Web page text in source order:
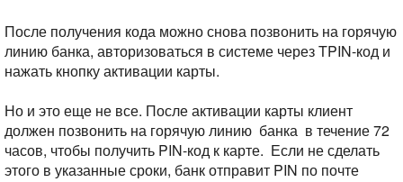
После получения кода можно снова позвонить на горячую
линию банка, авторизоваться в системе через TPIN-код и
нажать кнопку активации карты.
Но и это еще не все. После активации карты клиент
должен позвонить на горячую линию банка в течение 72
часов, чтобы получить PIN-код к карте. Если не сделать
этого в указанные сроки, банк отправит PIN по почте